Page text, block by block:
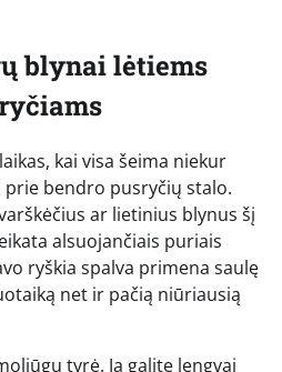
blynai lėtiems
kai visa šeima niekur
bendro pusryčių stalo.
ar lietinius blynus šį
alsuojančiais puriais
ryškia spalva primena saulę
net ir pačią niūriausią
tyrė. Ją galite lengvai